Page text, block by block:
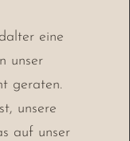
eine
unser
geraten.
unsere
auf unser